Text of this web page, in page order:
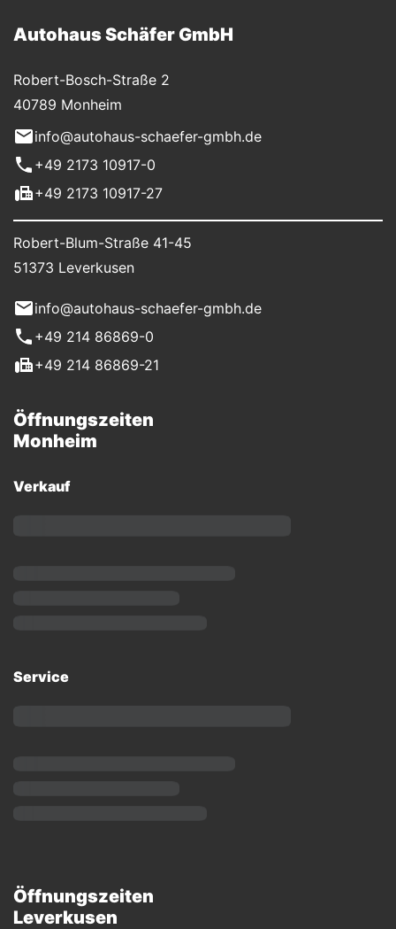
Autohaus Schäfer GmbH
Robert-Bosch-Straße 2
40789 Monheim
info@autohaus-schaefer-gmbh.de
+49 2173 10917-0
+49 2173 10917-27
Robert-Blum-Straße 41-45
51373 Leverkusen
info@autohaus-schaefer-gmbh.de
+49 214 86869-0
+49 214 86869-21
Öffnungszeiten
Monheim
Verkauf
Service
Öffnungszeiten
Leverkusen